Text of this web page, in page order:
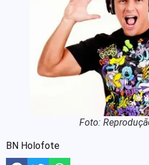
Foto:
BN Holofote